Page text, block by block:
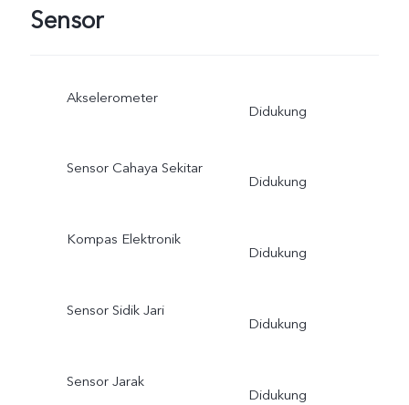
Sensor
Akselerometer
Didukung
Sensor Cahaya Sekitar
Didukung
Kompas Elektronik
Didukung
Sensor Sidik Jari
Didukung
Sensor Jarak
Didukung